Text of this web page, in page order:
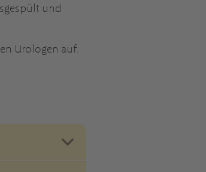
und
Urologen auf.